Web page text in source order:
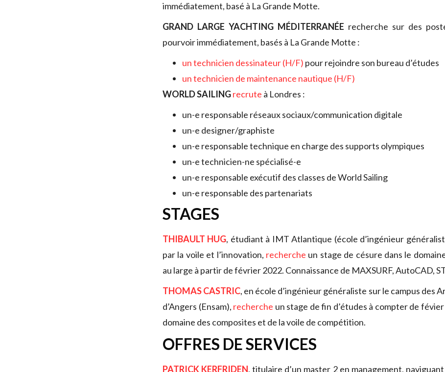
immédiatement, basé à La Grande Motte.
GRAND LARGE YACHTING MÉDITERRANÉE recherche sur des
pourvoir immédiatement, basés à La Grande Motte :
un technicien dessinateur (H/F) pour rejoindre son bureau d’études
un technicien de maintenance nautique (H/F)
WORLD SAILINGrecrute à Londres :
un-e responsable réseaux sociaux/communication digitale
un-e designer/graphiste
un-e responsable technique en charge des supports olympiques
un-e technicien-ne spécialisé-e
un-e responsable exécutif des classes de World Sailing
un-e responsable des partenariats
STAGES
THIBAULT HUG, étudiant à IMT Atlantique (école d’ingénieur
par la voile et l’innovation, recherche un stage de césure dans le
au large à partir de février 2022. Connaissance de MAXSURF, AutoCAD,
THOMAS CASTRIC, en école d’ingénieur généraliste sur le campus des
d’Angers (Ensam), recherche un stage de fin d’études à compter de
domaine des composites et de la voile de compétition.
OFFRES DE SERVICES
PATRICK KERFRIDEN, titulaire d’un master 2 en management,